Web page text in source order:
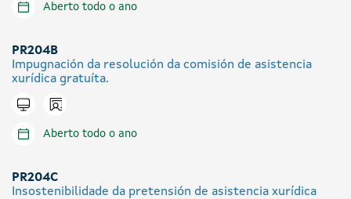
Aberto todo o ano
PR204B
Impugnación da resolución da comisión de asistencia
xurídica gratuíta.
Tramitar en liña
Icono presencial
Aberto todo o ano
PR204C
Insostenibilidade da pretensión de asistencia xurídica